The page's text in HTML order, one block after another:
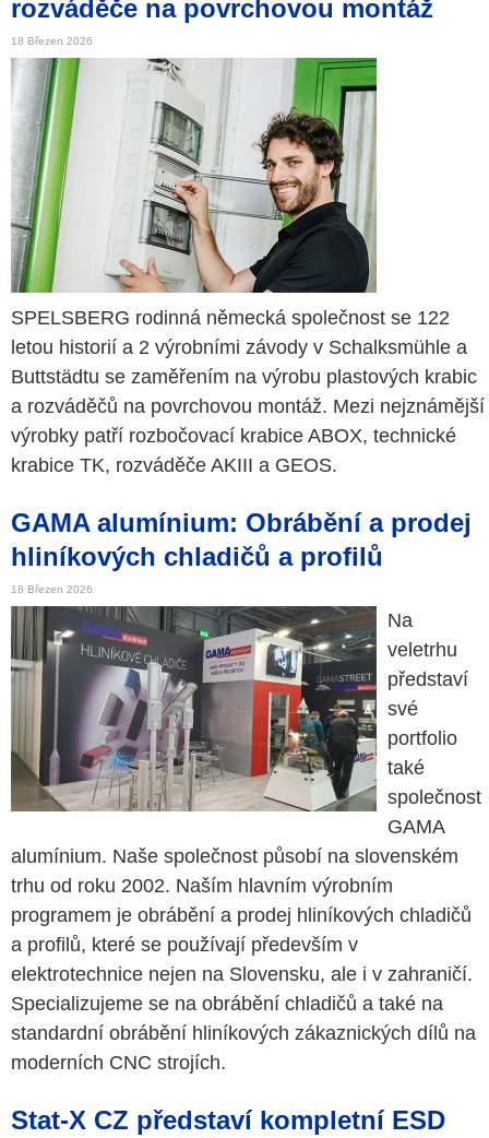
rozváděče na povrchovou montáž
18 Březen 2026
SPELSBERG rodinná německá společnost se 122
letou historií a 2 výrobními závody v Schalksmühle a
Buttstädtu se zaměřením na výrobu plastových krabic
a rozváděčů na povrchovou montáž. Mezi nejznámější
výrobky patří rozbočovací krabice ABOX, technické
krabice TK, rozváděče AKIII a GEOS.
GAMA alumínium: Obrábění a prodej
hliníkových chladičů a profilů
18 Březen 2026
Na
veletrhu
představí
své
portfolio
také
společnost
GAMA
alumínium. Naše společnost působí na slovenském
trhu od roku 2002. Naším hlavním výrobním
programem je obrábění a prodej hliníkových chladičů
a profilů, které se používají především v
elektrotechnice nejen na Slovensku, ale i v zahraničí.
Specializujeme se na obrábění chladičů a také na
standardní obrábění hliníkových zákaznických dílů na
moderních CNC strojích.
Stat-X CZ představí kompletní ESD